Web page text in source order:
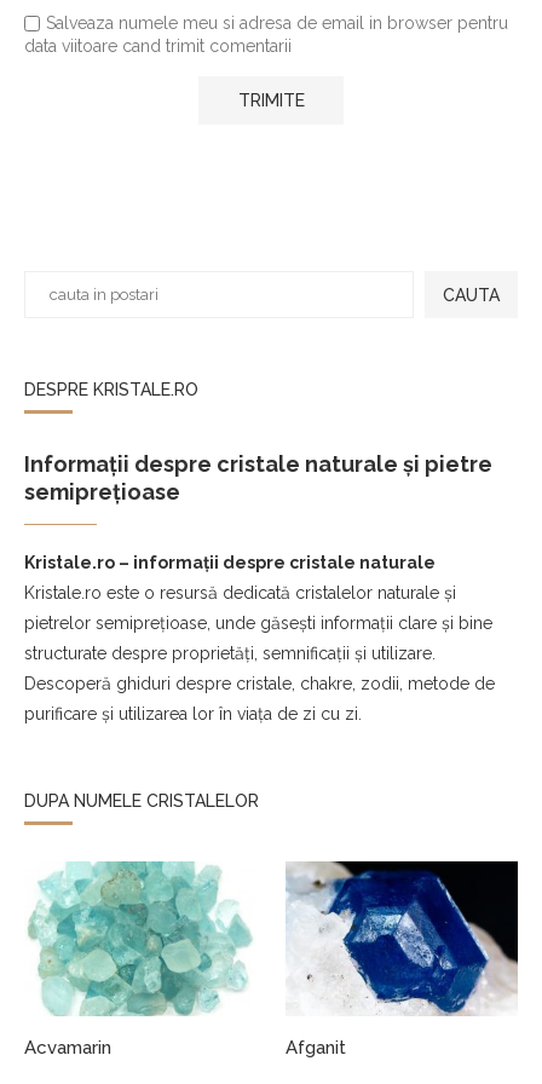
Salveaza numele meu si adresa de email in browser pentru
data viitoare cand trimit comentarii
CAUTA
DESPRE KRISTALE.RO
Informații despre cristale naturale și pietre
semiprețioase
Kristale.ro – informații despre cristale naturale
Kristale.ro este o resursă dedicată cristalelor naturale și
pietrelor semiprețioase, unde găsești informații clare și bine
structurate despre proprietăți, semnificații și utilizare.
Descoperă ghiduri despre cristale, chakre, zodii, metode de
purificare și utilizarea lor în viața de zi cu zi.
DUPA NUMELE CRISTALELOR
Acvamarin Afganit